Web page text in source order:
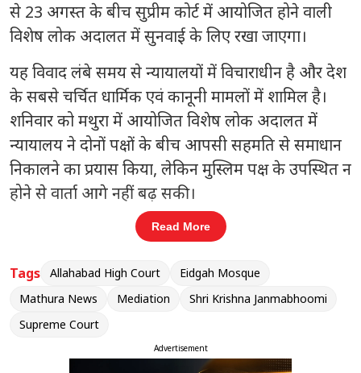
से 23 अगस्त के बीच सुप्रीम कोर्ट में आयोजित होने वाली
विशेष लोक अदालत में सुनवाई के लिए रखा जाएगा।
यह विवाद लंबे समय से न्यायालयों में विचाराधीन है और देश
के सबसे चर्चित धार्मिक एवं कानूनी मामलों में शामिल है।
शनिवार को मथुरा में आयोजित विशेष लोक अदालत में
न्यायालय ने दोनों पक्षों के बीच आपसी सहमति से समाधान
निकालने का प्रयास किया, लेकिन मुस्लिम पक्ष के उपस्थित न
होने से वार्ता आगे नहीं बढ़ सकी।
योगी सरकार की योजनाओं व प्रोत्साहन से
बढ़ा बुनकरों का भरोसा
Read More
Tags Allahabad High Court
Eidgah Mosque
Mathura News
Mediation
Shri Krishna Janmabhoomi
Supreme Court
Advertisement